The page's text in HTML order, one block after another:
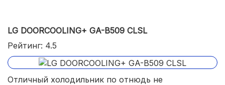
LG DOORCOOLING+ GA-B509 CLSL
Рейтинг: 4.5
Отличный холодильник по отнюдь не